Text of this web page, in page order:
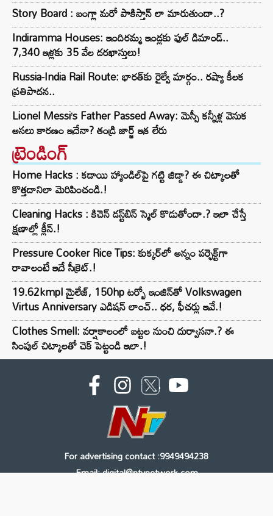
Story Board : బంగ్లా మరో పాకిస్తాన్ లా మారుతుందా..?
Indiramma Houses: ఇందిరమ్మ ఇండ్లకు ఫుల్ డిమాండ్..
7,340 ఇళ్లకు 35 వేల దరఖాస్తులు!
Russia-India Rail Route: భారత్‌కు రైల్వే మార్గం.. రష్యా కీలక
ప్రతిపాదన..
Lionel Messi’s Father Passed Away: మెస్సీ కన్నీళ్ల వెనుక
అసలు కారణం ఇదేనా? తండ్రి జార్జ్ ఇక లేరు
ట్రెండింగ్‌
Home Hacks : కడాయి హ్యాండిల్‌పై గట్టి జిడ్డా? ఈ చిట్కాలతో
కొత్తదానిలా మెరిపించండి.!
Cleaning Hacks : కిచెన్ డస్ట్‌బిన్ స్మెల్ కొడుతోందా.? ఇలా చేస్తే
క్షణాల్లో క్లీన్.!
Pressure Cooker Rice Tips: కుక్కర్‌లో అన్నం పర్ఫెక్ట్‌గా
రావాలంటే ఇదే సీక్రెట్.!
19.62kmpl మైలేజ్, 150hp టర్బో ఇంజిన్‌తో Volkswagen
Virtus Anniversary ఎడిషన్ లాంచ్.. ధర, ఫీచర్లు ఇవే.!
Clothes Smell: వర్షాకాలంలో బట్టల నుంచి దుర్వాసనా.? ఈ
సింపుల్ చిట్కాలతో చెక్ పెట్టండి ఇలా.!
For advertising contact :9949494238
Email: digital@ntvnetwork.com